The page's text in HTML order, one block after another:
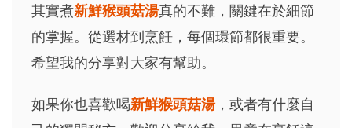
其實煮新鮮猴頭菇湯真的不難，關鍵在於細節
的掌握。從選材到烹飪，每個環節都很重要。
希望我的分享對大家有幫助。
如果你也喜歡喝新鮮猴頭菇湯，或者有什麼自